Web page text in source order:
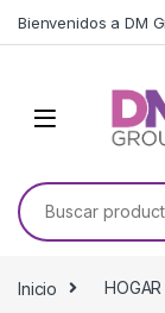
Bienvenidos a DM
Buscar por:
Inicio